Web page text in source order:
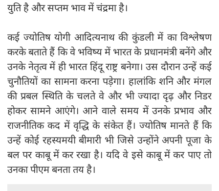
युति है और सप्तम भाव में चंद्रमा है।
कई ज्योतिष योगी आदित्यनाथ की कुंडली में का विश्लेषण
करके बताते हैं कि वे भविष्य में भारत के प्रधानमंत्री बनेंगे और
उनके नेतृत्व में ही भारत हिंदू राष्ट्र बनेगा। उस दौरान उन्हें कई
चुनौतियों का सामना करना पड़ेगा। हालांकि शनि और मंगल
की प्रबल स्थिति के चलते वे और भी ज्यादा दृढ़ और निडर
होकर सामने आएंगे। आने वाले समय में उनके प्रभाव और
राजनीतिक कद में वृद्धि के संकेत हैं। ज्योतिष मानते हैं कि
उन्हें कोई रहस्यमयी बीमारी भी जिसे उन्होंने अपनी पूजा के
बल पर काबू में कर रखा है। यदि वे इसे काबू में कर पाए तो
उनका पीएम बनता तय है।